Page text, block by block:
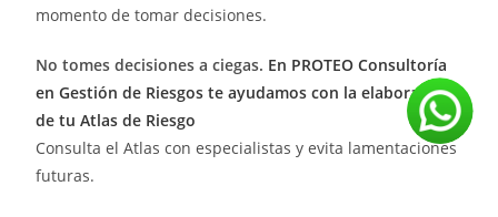
momento de tomar decisiones.
No tomes decisiones a ciegas. En PROTEO Consultoría
en Gestión de Riesgos te ayudamos con la elaboración
de tu Atlas de Riesgo
Consulta el Atlas con especialistas y evita lamentaciones
futuras.